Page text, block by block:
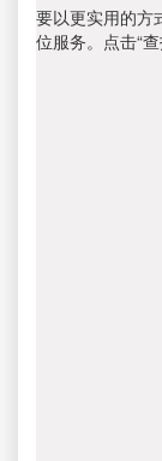
要以更实用的方
位服务。点击“